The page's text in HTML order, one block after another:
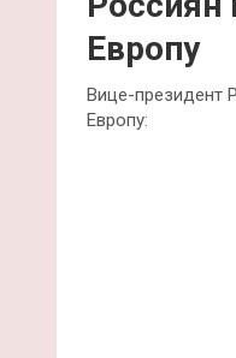
Европу
Вице-президент
Европу: